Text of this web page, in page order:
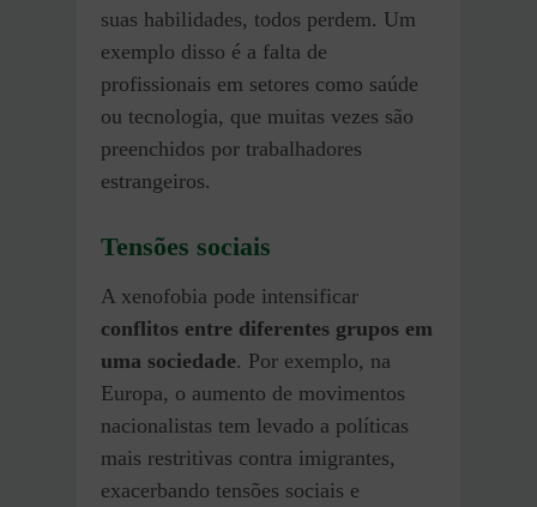
suas habilidades, todos perdem. Um
exemplo disso é a falta de
profissionais em setores como saúde
ou tecnologia, que muitas vezes são
preenchidos por trabalhadores
estrangeiros.
Tensões sociais
A xenofobia pode intensificar
conflitos entre diferentes grupos em
uma sociedade. Por exemplo, na
Europa, o aumento de movimentos
nacionalistas tem levado a políticas
mais restritivas contra imigrantes,
exacerbando tensões sociais e